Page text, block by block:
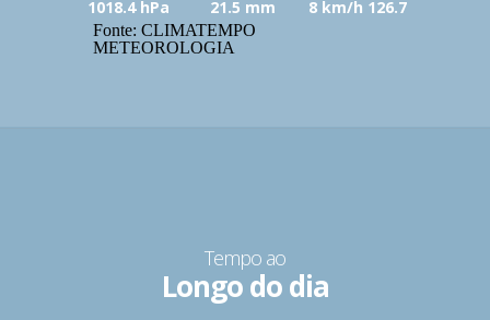
1018.4 hPa
21.5 mm
8 km/h 126.7
Fonte: CLIMATEMPO
METEOROLOGIA
Tempo ao
Longo do dia